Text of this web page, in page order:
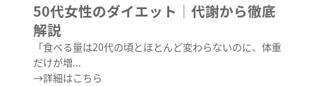
50代女性のダイエット│代謝から徹底
解説
「食べる量は20代の頃とほとんど変わらないのに、体重
だけが増...
→詳細はこちら